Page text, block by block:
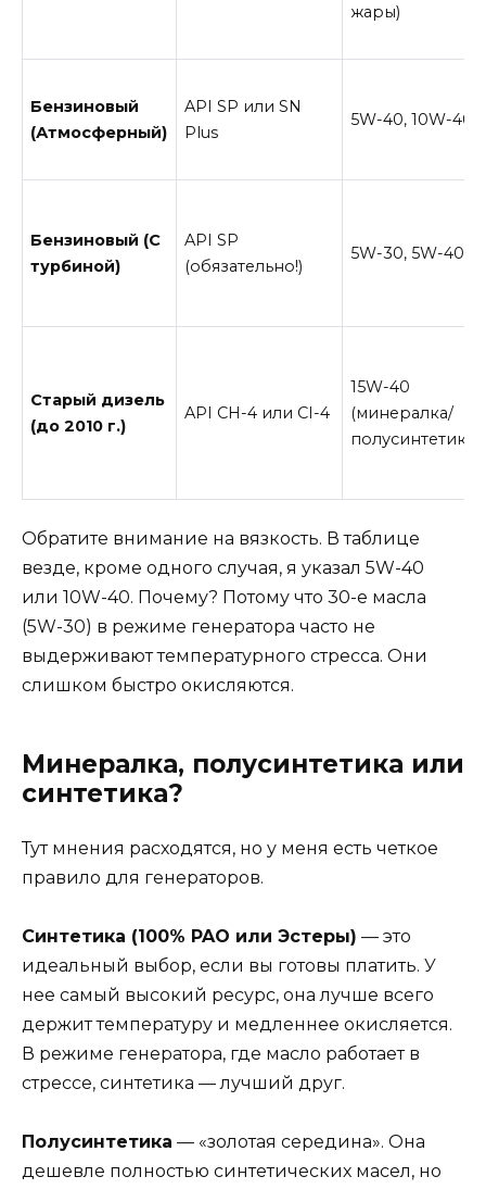
жары)
Бензиновый
(Атмосферный)
API SP или SN
Plus
5W-40, 10W-40
Бензиновый (С
турбиной)
API SP
(обязательно!)
5W-30, 5W-40
Старый дизель
(до 2010 г.)
API CH-4 или CI-4
15W-40
(минералка/
полусинтетика)
Обратите внимание на вязкость. В таблице
везде, кроме одного случая, я указал 5W-40
или 10W-40. Почему? Потому что 30-е масла
(5W-30) в режиме генератора часто не
выдерживают температурного стресса. Они
слишком быстро окисляются.
Минералка, полусинтетика или
синтетика?
Тут мнения расходятся, но у меня есть четкое
правило для генераторов.
Синтетика (100% PAO или Эстеры) — это
идеальный выбор, если вы готовы платить. У
нее самый высокий ресурс, она лучше всего
держит температуру и медленнее окисляется.
В режиме генератора, где масло работает в
стрессе, синтетика — лучший друг.
Полусинтетика — «золотая середина». Она
дешевле полностью синтетических масел, но